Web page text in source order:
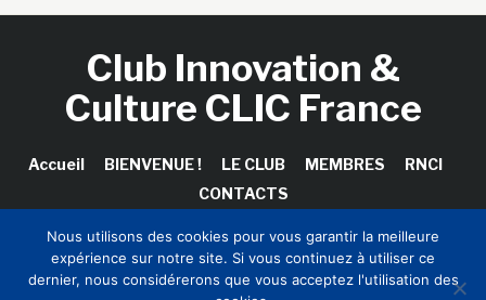
Club Innovation &
Culture CLIC France
Accueil BIENVENUE ! LE CLUB MEMBRES
RNCI
CONTACTS
Copyright © 2026 Club Innovation & Culture CLIC France /
Nous utilisons des cookies pour vous garantir la meilleure
expérience sur notre site. Si vous continuez à utiliser ce
dernier, nous considérerons que vous acceptez l'utilisation des